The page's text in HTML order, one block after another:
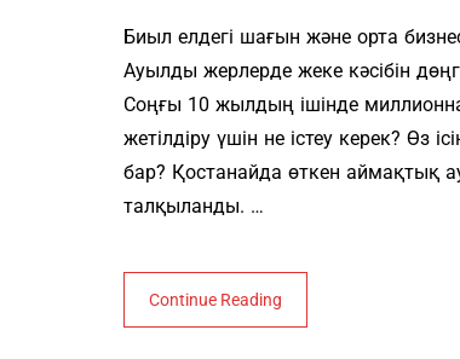
Биыл елдегі шағын және орта
Ауылды жерлерде жеке кәсібін
Соңғы 10 жылдың ішінде
жетілдіру үшін не істеу керек? Өз
бар? Қостанайда өткен аймақтық
талқыланды. …
Continue Reading